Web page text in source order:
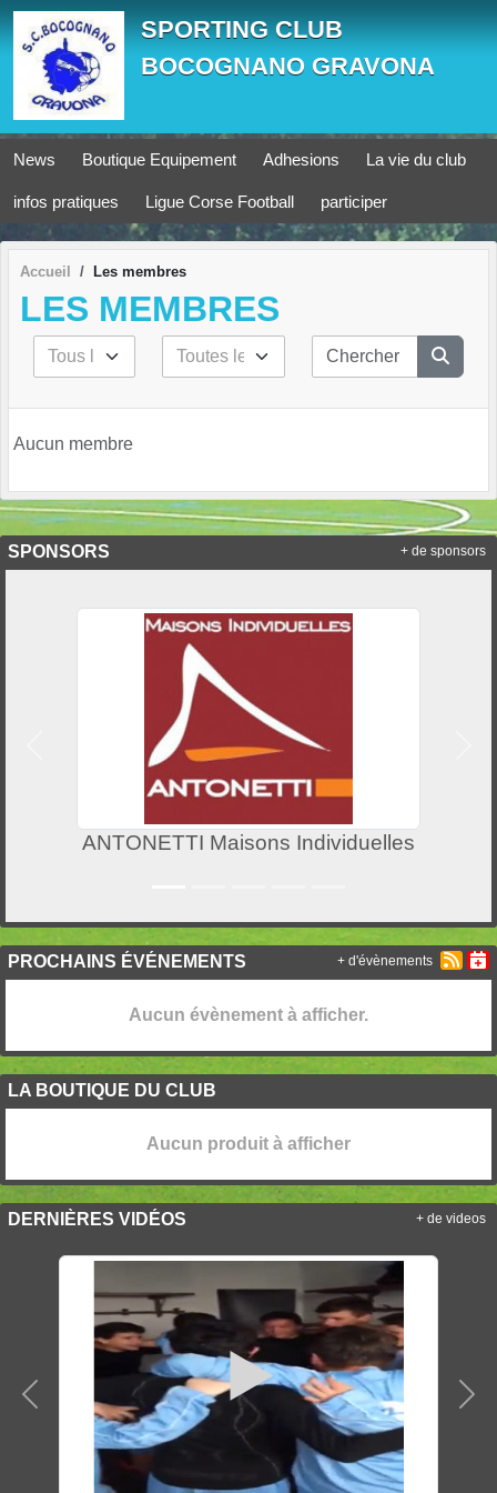
SPORTING CLUB
BOCOGNANO GRAVONA
News Boutique Equipement Adhesions La vie du club
infos pratiques Ligue Corse Football participer
Accueil Les membres
LES MEMBRES
Aucun membre
SPONSORS
ANTONETTI Maisons Individuelles
+ de sponsors
PROCHAINS ÉVÉNEMENTS
Aucun évènement à afficher.
+ d'évènements
LA BOUTIQUE DU CLUB
Aucun produit à afficher
DERNIÈRES VIDÉOS
Précedent
+ de videos
Panneau de gestion des cookies